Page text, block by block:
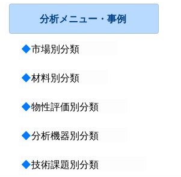
分析メニュー・事例
◆市場別分類
◆材料別分類
◆物性評価別分類
◆分析機器別分類
◆技術課題別分類